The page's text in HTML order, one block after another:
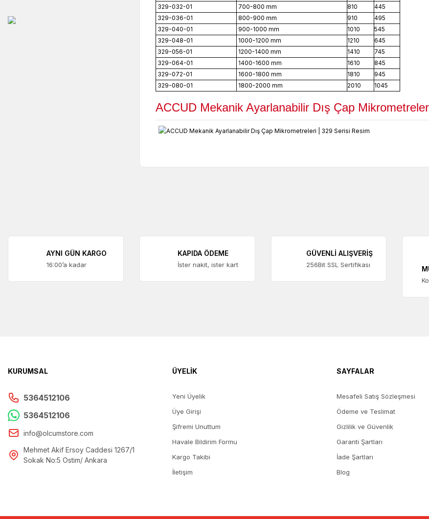
329-032-01
700-800 mm 810
445
329-036-01
800-900 mm 910
495
329-040-01
900-1000 mm 1010
545
329-048-01
1000-1200 mm 1210
645
329-056-01
1200-1400 mm 1410
745
329-064-01
1400-1600 mm 1610
845
329-072-01
1600-1800 mm 1810
945
329-080-01
1800-2000 mm 2010 1045
ACCUD Mekanik Ayarlanabilir Dış Çap
AYNI GÜN KARGO
16:00’a kadar
KAPIDA ÖDEME
İster nakit, ister kart
GÜVENLİ ALIŞVERİŞ
256Bit SSL Sertifikası
KURUMSAL
5364512106
5364512106
info@olcumstore.com
Mehmet Akif Ersoy Caddesi 1267/1
Sokak No:5 Ostim/ Ankara
ÜYELİK
Yeni Üyelik
Üye Girişi
Şifremi Unuttum
Havale Bildirim Formu
Kargo Takibi
İletişim
SAYFALAR
Mesafeli Satış Sözleşmesi
Ödeme ve Teslimat
Gizlilik ve Güvenlik
Garanti Şartları
İade Şartları
Blog